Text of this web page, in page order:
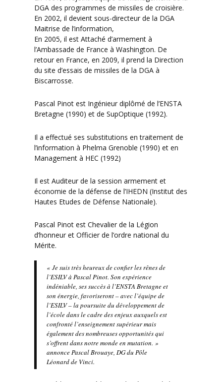
DGA des programmes de missiles de croisière.
En 2002, il devient sous-directeur de la DGA
Maitrise de l’information,
En 2005, il est Attaché d’armement à
l’Ambassade de France à Washington. De
retour en France, en 2009, il prend la Direction
du site d’essais de missiles de la DGA à
Biscarrosse.
Pascal Pinot est Ingénieur diplômé de l’ENSTA
Bretagne (1990) et de SupOptique (1992).
Il a effectué ses substitutions en traitement de
l’information à Phelma Grenoble (1990) et en
Management à HEC (1992)
Il est Auditeur de la session armement et
économie de la défense de l’IHEDN (Institut des
Hautes Etudes de Défense Nationale).
Pascal Pinot est Chevalier de la Légion
d’honneur et Officier de l’ordre national du
Mérite.
« Je suis très heureux de confier les rênes de
l’ESILV à Pascal Pinot. Son expérience
indéniable, ses succès à l’ENSTA Bretagne et
son énergie, favoriseront – avec l’équipe de
l’ESILV – la poursuite du développement de
l’école dans le cadre des enjeux auxquels est
confronté l’enseignement supérieur mais
également des nombreuses opportunités qui
s’offrent dans notre monde en mutation. »
annonce Pascal Brouaye, DG du Pôle
Léonard de Vinci.